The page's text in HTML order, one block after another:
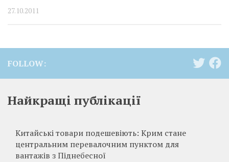
27.10.2011
FOLLOW:
Найкращі публікації
Китайські товари подешевіють: Крим стане
центральним перевалочним пунктом для
вантажів з Піднебесної